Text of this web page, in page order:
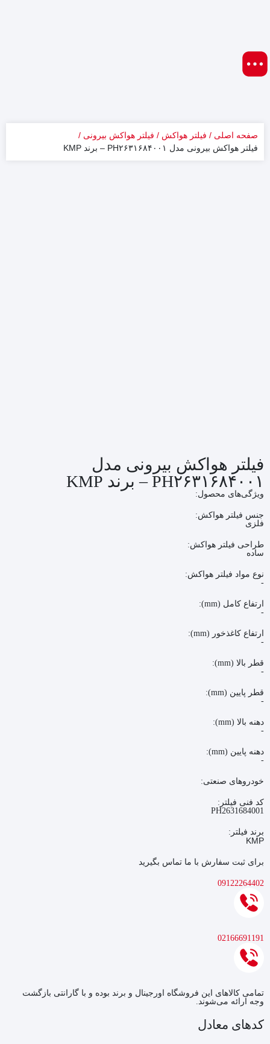
صفحه اصلی فیلتر هواکش
فیلتر هواکش بیرونی
فیلتر هواکش بیرونی مدل PH۲۶۳۱۶۸۴۰۰۱ – برند KMP
فیلتر هواکش بیرونی مدل
PH۲۶۳۱۶۸۴۰۰۱ – برند KMP
ویژگی‌های محصول:
جنس فیلتر هواکش:
فلزی
طراحی فیلتر هواکش:
ساده
نوع مواد فیلتر هواکش:
-
ارتفاع کامل (mm):
-
ارتفاع کاغذخور (mm):
-
قطر بالا (mm):
-
قطر پایین (mm):
-
دهنه بالا (mm):
-
دهنه پایین (mm):
-
خودروهای صنعتی:
کد فنی فیلتر:
PH2631684001
برند فیلتر:
KMP
برای ثبت سفارش با ما تماس بگیرید
09122264402
02166691191
تمامی کالاهای این فروشگاه اورجینال و برند بوده و با گارانتی بازگشت
وجه ارائه می‌شوند.
کدهای معادل